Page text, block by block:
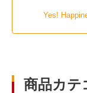
Yes!
商品カテ